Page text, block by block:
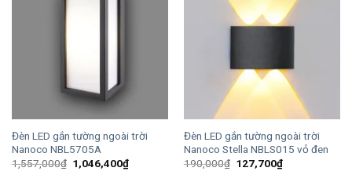
Đèn LED gắn tường ngoài trời
Nanoco NBL5705A
1,557,000₫ Giá
1,046,400₫Giá
Đèn LED gắn tường ngoài trời
Nanoco Stella NBLS015 vỏ đen
190,000₫ Giá
127,700₫Giá